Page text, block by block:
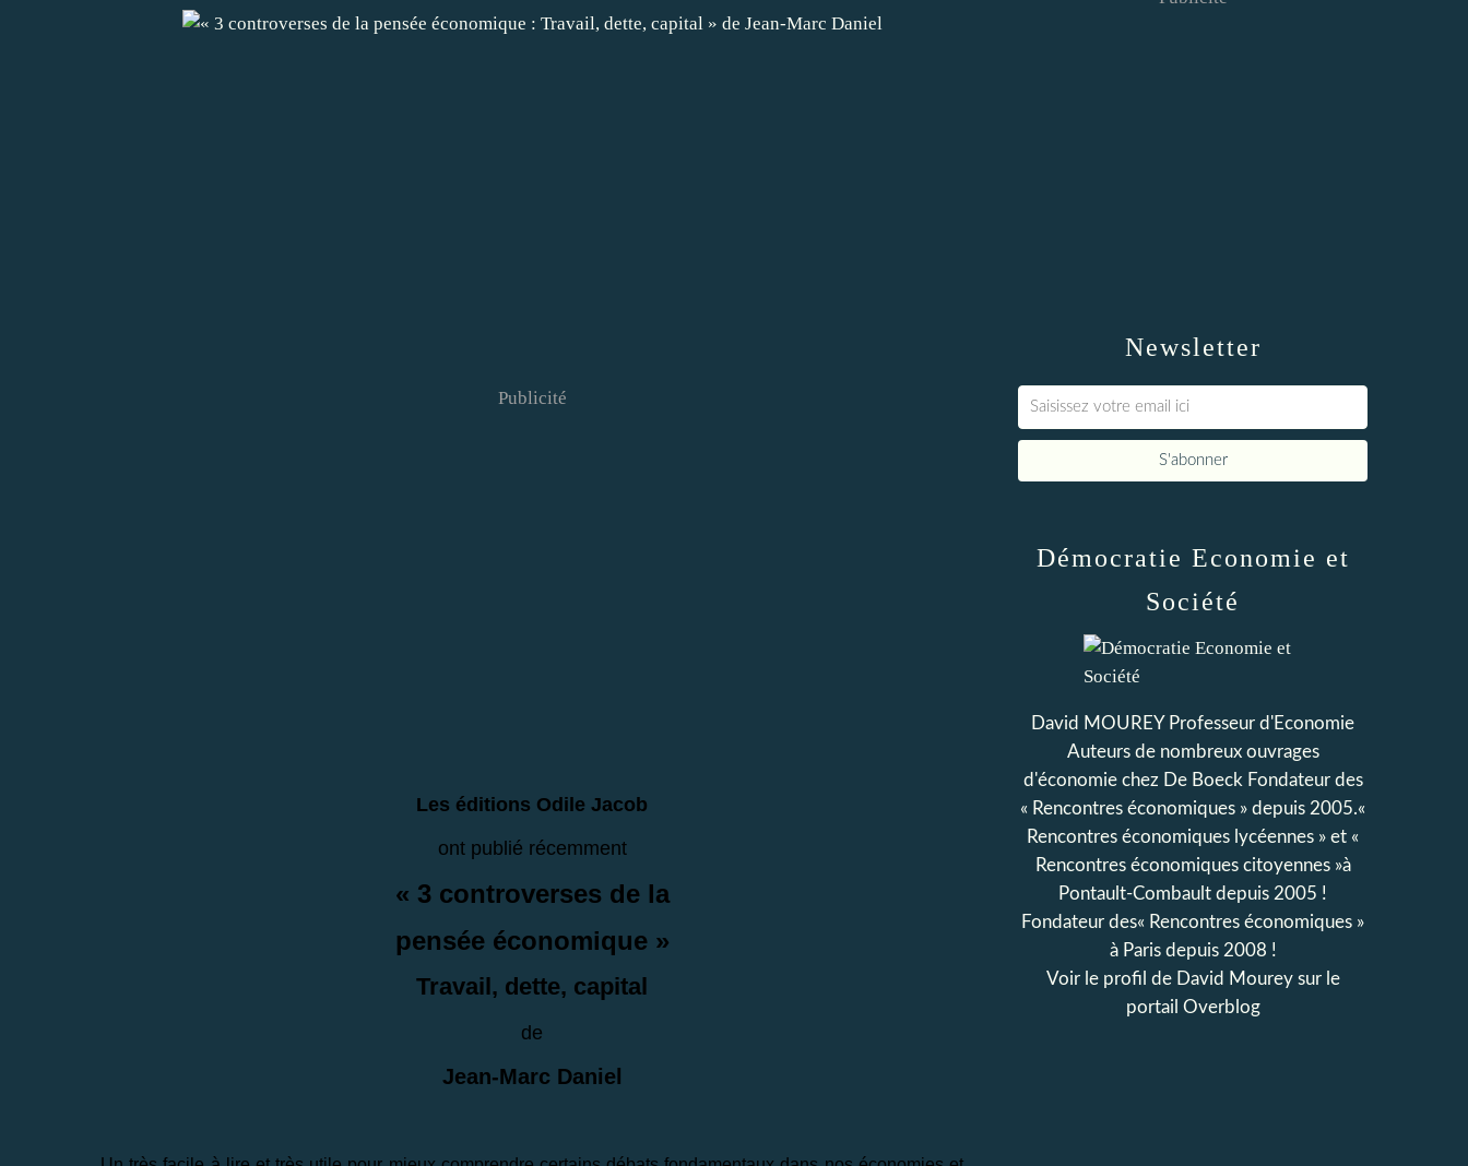
Publicité
Les éditions Odile Jacob
ont publié récemment
« 3 controverses de la
pensée économique »
Travail, dette, capital
de
Jean-Marc Daniel
Newsletter
Démocratie Economie et
Société
David MOUREY Professeur d'Economie
Auteurs de nombreux ouvrages
d'économie chez De Boeck Fondateur des
« Rencontres économiques » depuis 2005.«
Rencontres économiques lycéennes » et «
Rencontres économiques citoyennes »à
Pontault-Combault depuis 2005 !
Fondateur des« Rencontres économiques »
à Paris depuis 2008 !
Voir le profil de David Moureysur le
portail Overblog